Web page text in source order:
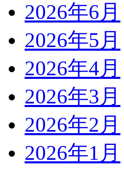
2026年6月
2026年5月
2026年4月
2026年3月
2026年2月
2026年1月